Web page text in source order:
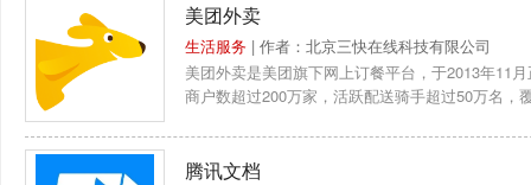
美团外卖
生活服务 | 作者：北京三快在线科技有限公司
美团外卖是美团旗下网上订餐平台，于2013年11
商户数超过200万家，活跃配送骑手超过50万名，
腾讯文档